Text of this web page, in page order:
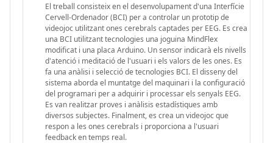
El treball consisteix en el desenvolupament d'una Interfície
Cervell-Ordenador (BCI) per a controlar un prototip de
videojoc utilitzant ones cerebrals captades per EEG. Es crea
una BCI utilitzant tecnologies una joguina MindFlex
modificat i una placa Arduino. Un sensor indicarà els nivells
d'atenció i meditació de l'usuari i els valors de les ones. Es
fa una anàlisi i selecció de tecnologies BCI. El disseny del
sistema aborda el muntatge del maquinari i la configuració
del programari per a adquirir i processar els senyals EEG.
Es van realitzar proves i anàlisis estadístiques amb
diversos subjectes. Finalment, es crea un videojoc que
respon a les ones cerebrals i proporciona a l'usuari
feedback en temps real.